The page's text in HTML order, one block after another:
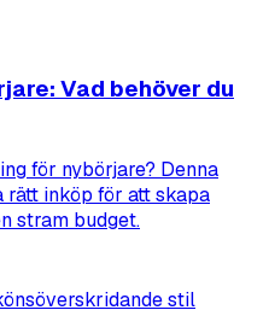
Vad behöver du
för nybörjare? Denna
inköp för att skapa
stram budget.